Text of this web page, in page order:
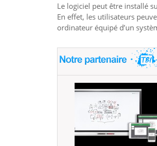
Le logiciel peut être installé
En effet, les utilisateurs
ordinateur équipé d’un